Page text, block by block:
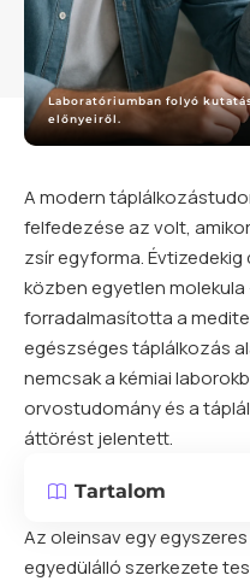
Laboratóriumban folyó
előnyeiről.
A modern
felfedezése az volt,
zsír egyforma.
közben egyetlen molekula
forradalmasította a
egészséges táplálkozás
nemcsak a kémiai
orvostudomány és a
áttörést jelentett.
Tartalom
Az oleinsav egy
egyedülálló szerkezete